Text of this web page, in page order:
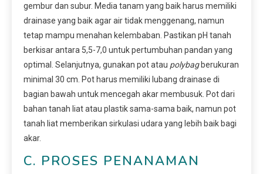
gembur dan subur. Media tanam yang baik harus memiliki
drainase yang baik agar air tidak menggenang, namun
tetap mampu menahan kelembaban. Pastikan pH tanah
berkisar antara 5,5-7,0 untuk pertumbuhan pandan yang
optimal. Selanjutnya, gunakan pot atau polybagberukuran
minimal 30 cm. Pot harus memiliki lubang drainase di
bagian bawah untuk mencegah akar membusuk. Pot dari
bahan tanah liat atau plastik sama-sama baik, namun pot
tanah liat memberikan sirkulasi udara yang lebih baik bagi
akar.
C. PROSES PENANAMAN